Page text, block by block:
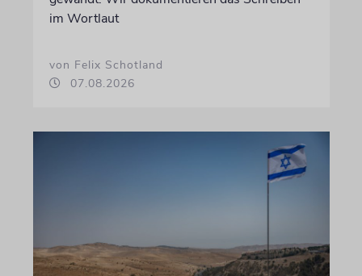
im Wortlaut
von Felix Schotland
07.08.2026